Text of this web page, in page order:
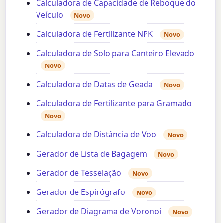
Calculadora de Capacidade de Reboque do
Veículo
Novo
Calculadora de Fertilizante NPK Novo
Calculadora de Solo para Canteiro Elevado
Novo
Calculadora de Datas de Geada Novo
Calculadora de Fertilizante para Gramado
Novo
Calculadora de Distância de Voo Novo
Gerador de Lista de Bagagem Novo
Gerador de Tesselação Novo
Gerador de Espirógrafo Novo
Gerador de Diagrama de Voronoi Novo